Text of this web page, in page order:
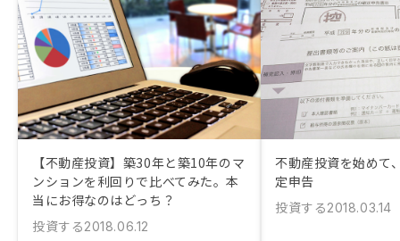
【不動産投資】築30年と築10年のマ
ンションを利回りで比べてみた。本
当にお得なのはどっち？
投資する2018.06.12
不動産投資を始めて
定申告
投資する2018.03.14